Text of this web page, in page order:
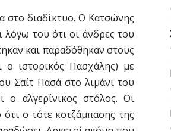
στο διαδίκτυο. Ο Κατσώνης
του ότι οι άνδρες του
και παραδόθηκαν στους
ο ιστορικός Πασχάλης) με
Σαίτ Πασά στο λιμάνι του
ο αλγερίνικος στόλος. Οι
ο τότε κοτζάμπασης της